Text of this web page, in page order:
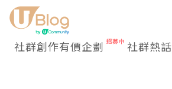
社群創作有價企劃 社群熱話